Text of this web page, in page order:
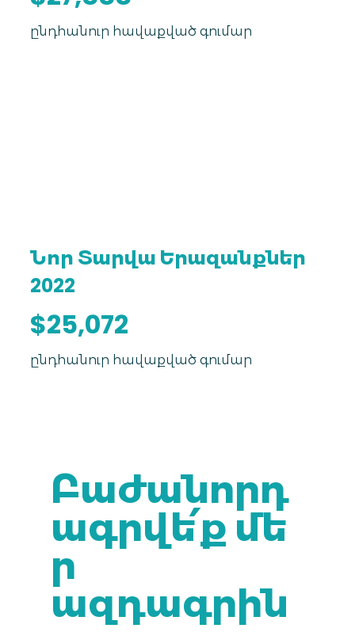
ընդհանուր հավաքված գումար
ընդհանուր հավաքված գումար
Նոր Տարվա Երազանքներ
2022
$25,072
Բաժանորդ
ագրվե՛ք մե
ր
ազդագրին